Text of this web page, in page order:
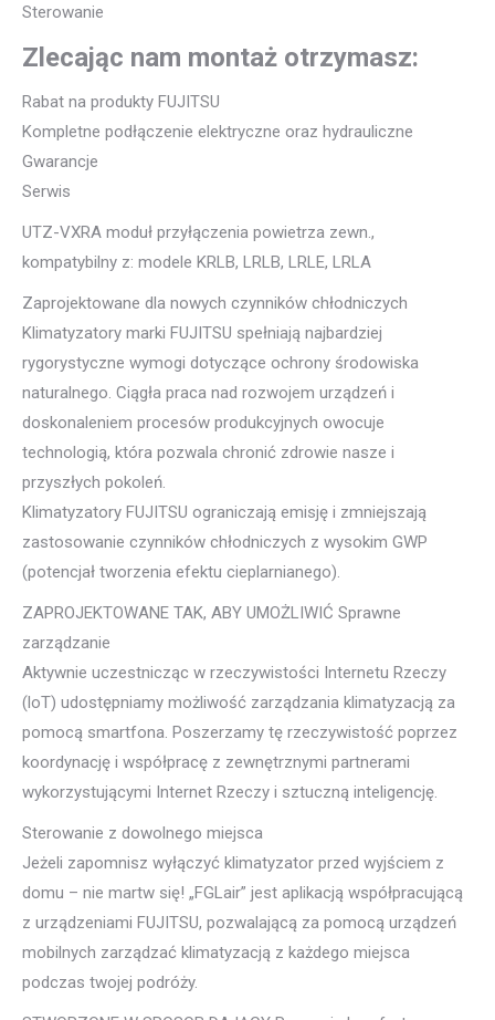
Sterowanie
Zlecając nam montaż otrzymasz:
Rabat na produkty FUJITSU
Kompletne podłączenie elektryczne oraz hydrauliczne
Gwarancje
Serwis
UTZ-VXRA moduł przyłączenia powietrza zewn.,
kompatybilny z: modele KRLB, LRLB, LRLE, LRLA
Zaprojektowane dla nowych czynników chłodniczych
Klimatyzatory marki FUJITSU spełniają najbardziej
rygorystyczne wymogi dotyczące ochrony środowiska
naturalnego. Ciągła praca nad rozwojem urządzeń i
doskonaleniem procesów produkcyjnych owocuje
technologią, która pozwala chronić zdrowie nasze i
przyszłych pokoleń.
Klimatyzatory FUJITSU ograniczają emisję i zmniejszają
zastosowanie czynników chłodniczych z wysokim GWP
(potencjał tworzenia efektu cieplarnianego).
ZAPROJEKTOWANE TAK, ABY UMOŻLIWIĆ Sprawne
zarządzanie
Aktywnie uczestnicząc w rzeczywistości Internetu Rzeczy
(loT) udostępniamy możliwość zarządzania klimatyzacją za
pomocą smartfona. Poszerzamy tę rzeczywistość poprzez
koordynację i współpracę z zewnętrznymi partnerami
wykorzystującymi Internet Rzeczy i sztuczną inteligencję.
Sterowanie z dowolnego miejsca
Jeżeli zapomnisz wyłączyć klimatyzator przed wyjściem z
domu – nie martw się! „FGLair” jest aplikacją współpracującą
z urządzeniami FUJITSU, pozwalającą za pomocą urządzeń
mobilnych zarządzać klimatyzacją z każdego miejsca
podczas twojej podróży.